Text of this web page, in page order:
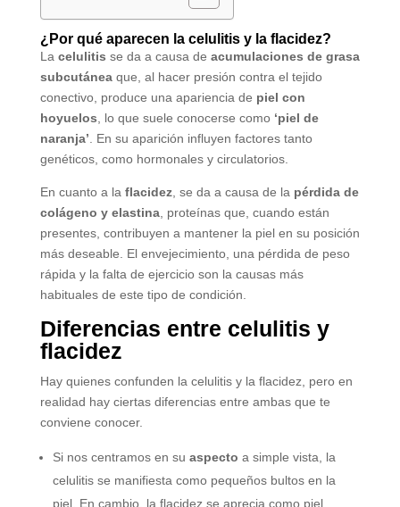
¿Por qué aparecen la celulitis y la flacidez?
La celulitis se da a causa de acumulaciones de grasa
subcutáneaque, al hacer presión contra el tejido
conectivo, produce una apariencia de piel con
hoyuelos , lo que suele conocerse como‘piel de
naranja’ . En su aparición influyen factores tanto
genéticos, como hormonales y circulatorios.
En cuanto a la flacidez, se da a causa de la pérdida de
colágeno y elastina, proteínas que, cuando están
presentes, contribuyen a mantener la piel en su posición
más deseable. El envejecimiento, una pérdida de peso
rápida y la falta de ejercicio son la causas más
habituales de este tipo de condición.​
Diferencias entre celulitis y
flacidez
Hay quienes confunden la celulitis y la flacidez, pero en
realidad hay ciertas diferencias entre ambas que te
conviene conocer.
Si nos centramos en su aspecto a simple vista, la
celulitis se manifiesta como pequeños bultos en la
piel. En cambio, la flacidez se aprecia como piel